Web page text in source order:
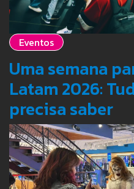
Eventos
Uma semana
Latam 2026:
precisa saber